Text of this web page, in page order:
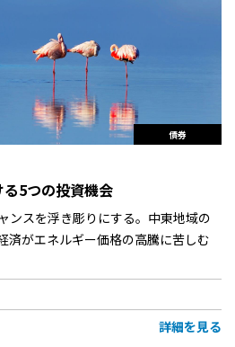
債券
5つの投資機会
ンスを浮き彫りにする。中東地域の
済がエネルギー価格の高騰に苦しむ
詳細を見る